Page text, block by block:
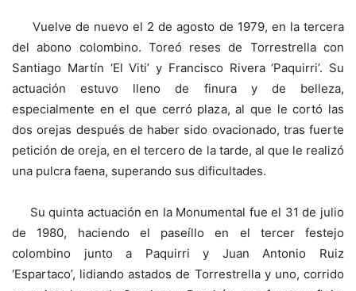
Vuelve de nuevo el 2 de agosto de 1979, en la tercera
del abono colombino. Toreó reses de Torrestrella con
Santiago Martín ‘El Viti’ y Francisco Rivera ‘Paquirri’. Su
actuación estuvo lleno de finura y de belleza,
especialmente en el que cerró plaza, al que le cortó las
dos orejas después de haber sido ovacionado, tras fuerte
petición de oreja, en el tercero de la tarde, al que le realizó
una pulcra faena, superando sus dificultades.
Su quinta actuación en la Monumental fue el 31 de julio
de 1980, haciendo el paseíllo en el tercer festejo
colombino junto a Paquirri y Juan Antonio Ruiz
‘Espartaco’, lidiando astados de Torrestrella y uno, corrido